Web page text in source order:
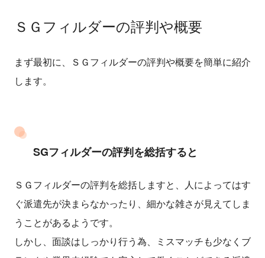
ＳＧフィルダーの評判や概要
まず最初に、ＳＧフィルダーの評判や概要を簡単に紹介
します。
SGフィルダーの評判を総括すると
ＳＧフィルダーの評判を総括しますと、人によってはす
ぐ派遣先が決まらなかったり、細かな雑さが見えてしま
うことがあるようです。
しかし、面談はしっかり行う為、ミスマッチも少なくブ